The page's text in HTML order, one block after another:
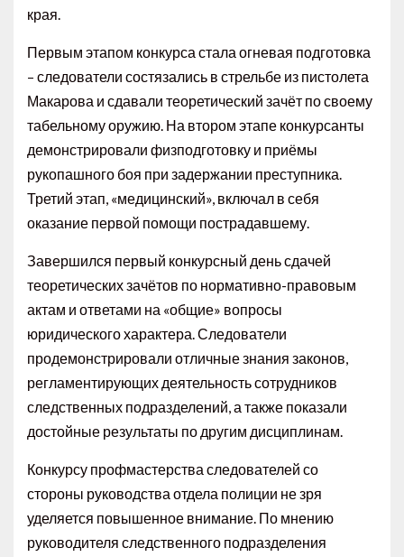
края.
Первым этапом конкурса стала огневая подготовка
– следователи состязались в стрельбе из пистолета
Макарова и сдавали теоретический зачёт по своему
табельному оружию. На втором этапе конкурсанты
демонстрировали физподготовку и приёмы
рукопашного боя при задержании преступника.
Третий этап, «медицинский», включал в себя
оказание первой помощи пострадавшему.
Завершился первый конкурсный день сдачей
теоретических зачётов по нормативно-правовым
актам и ответами на «общие» вопросы
юридического характера. Следователи
продемонстрировали отличные знания законов,
регламентирующих деятельность сотрудников
следственных подразделений, а также показали
достойные результаты по другим дисциплинам.
Конкурсу профмастерства следователей со
стороны руководства отдела полиции не зря
уделяется повышенное внимание. По мнению
руководителя следственного подразделения